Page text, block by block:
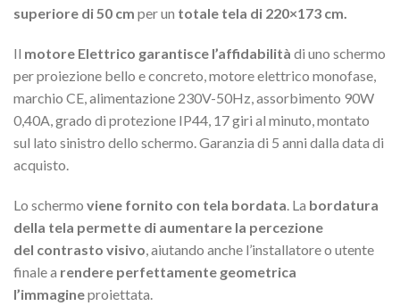
superiore di 50 cm per un totale tela di 220×173 cm.
Il motore Elettrico garantisce l’affidabilità di uno schermo
per proiezione bello e concreto, motore elettrico monofase,
marchio CE, alimentazione 230V-50Hz, assorbimento 90W
0,40A, grado di protezione IP44, 17 giri al minuto, montato
sul lato sinistro dello schermo. Garanzia di 5 anni dalla data di
acquisto.
Lo schermo viene fornito con tela bordata. La bordatura
della tela permette di aumentare la percezione
del contrasto visivo, aiutando anche l’installatore o utente
finale a rendere perfettamente geometrica
l’immagineproiettata.